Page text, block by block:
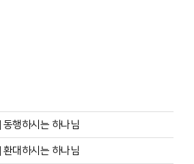
행하시는 하나님
대하시는 하나님